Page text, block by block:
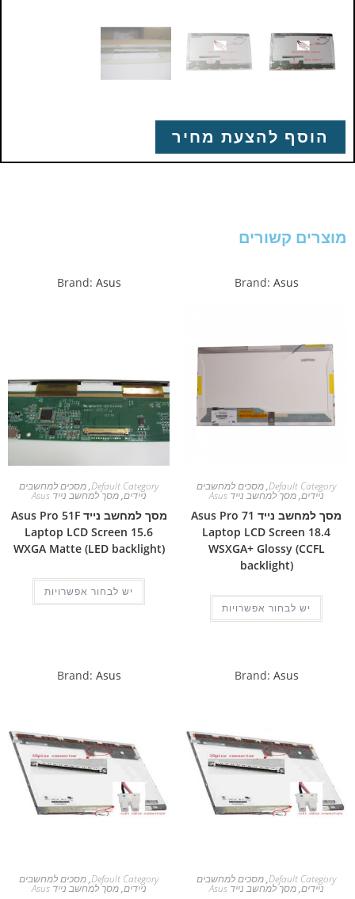
הוסף להצעת מחיר
מוצרים קשורים
Brand: Asus
Default Category
,מסכים למחשבים
ניידים,מסך למחשב נייד Asus
מסך למחשב נייד Asus Pro 71
Laptop LCD Screen 18.4
WSXGA+ Glossy (CCFL
backlight)
יש לבחור אפשרויות
Brand: Asus
Default Category
,מסכים למחשבים
ניידים,מסך למחשב נייד Asus
מסך למחשב נייד Asus Pro 51F
Laptop LCD Screen 15.6
WXGA Matte (LED backlight)
יש לבחור אפשרויות
Brand: Asus
Default Category
,מסכים למחשבים
ניידים,מסך למחשב נייד Asus
Brand: Asus
Default Category
,מסכים למחשבים
ניידים,מסך למחשב נייד Asus